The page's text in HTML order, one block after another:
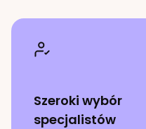
Szeroki wybór
specjalistów